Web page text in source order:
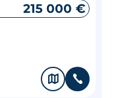
215 000 €
🗞 📞